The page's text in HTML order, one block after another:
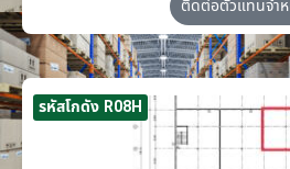
ติดต่อตัวแทนจำ
รหัสโกดัง R08H